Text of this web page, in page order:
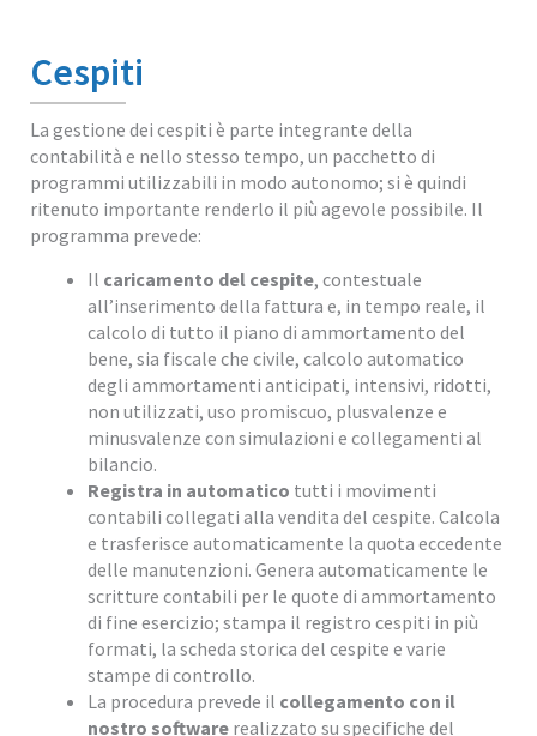
Cespiti
La gestione dei cespiti è parte integrante della
contabilità e nello stesso tempo, un pacchetto di
programmi utilizzabili in modo autonomo; si è quindi
ritenuto importante renderlo il più agevole possibile. Il
programma prevede:
Il caricamento del cespite, contestuale
all’inserimento della fattura e, in tempo reale, il
calcolo di tutto il piano di ammortamento del
bene, sia fiscale che civile, calcolo automatico
degli ammortamenti anticipati, intensivi, ridotti,
non utilizzati, uso promiscuo, plusvalenze e
minusvalenze con simulazioni e collegamenti al
bilancio.
Registra in automatico tutti i movimenti
contabili collegati alla vendita del cespite. Calcola
e trasferisce automaticamente la quota eccedente
delle manutenzioni. Genera automaticamente le
scritture contabili per le quote di ammortamento
di fine esercizio; stampa il registro cespiti in più
formati, la scheda storica del cespite e varie
stampe di controllo.
La procedura prevede il collegamento con il
nostro softwarerealizzato su specifiche del